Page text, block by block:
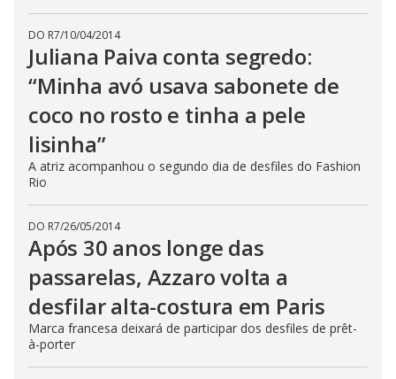
DO R7/10/04/2014
Juliana Paiva conta segredo:
“Minha avó usava sabonete de
coco no rosto e tinha a pele
lisinha”
A atriz acompanhou o segundo dia de desfiles do Fashion
Rio
DO R7/26/05/2014
Após 30 anos longe das
passarelas, Azzaro volta a
desfilar alta-costura em Paris
Marca francesa deixará de participar dos desfiles de prêt-
à-porter